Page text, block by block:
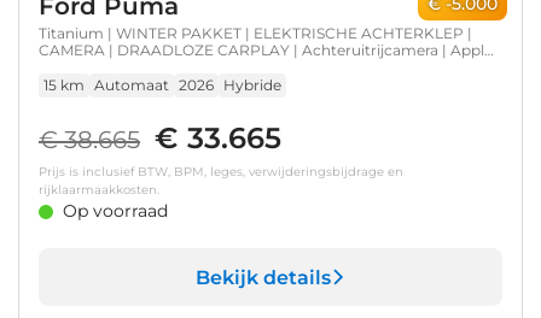
Ford Puma
Titanium | WINTER PAKKET | ELEKTRISCHE ACHTERKLEP |
CAMERA | DRAADLOZE CARPLAY | Achteruitrijcamera | Apple
15 km Automaat 2026 Hybride
€ 38.665 € 33.665
Prijs is inclusief BTW, BPM, leges, verwijderingsbijdrage en
rijklaarmaakkosten.
Op voorraad
Bekijk details